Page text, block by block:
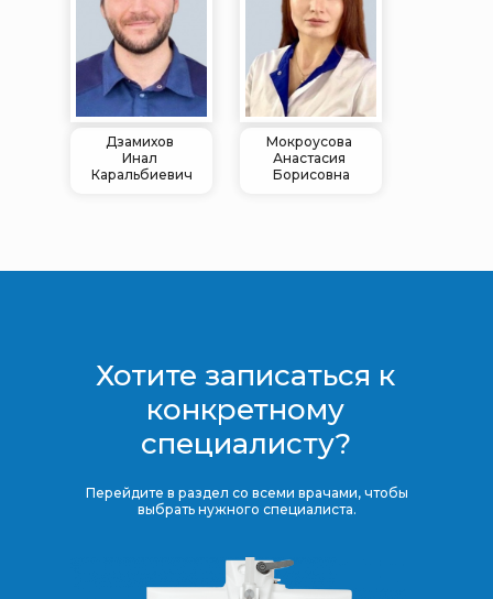
Дзамихов
Инал
Каральбиевич
Мокроусова
Анастасия
Борисовна
Хотите записаться к
конкретному
специалисту?
Перейдите в раздел со всеми врачами, чтобы
выбрать нужного специалиста.